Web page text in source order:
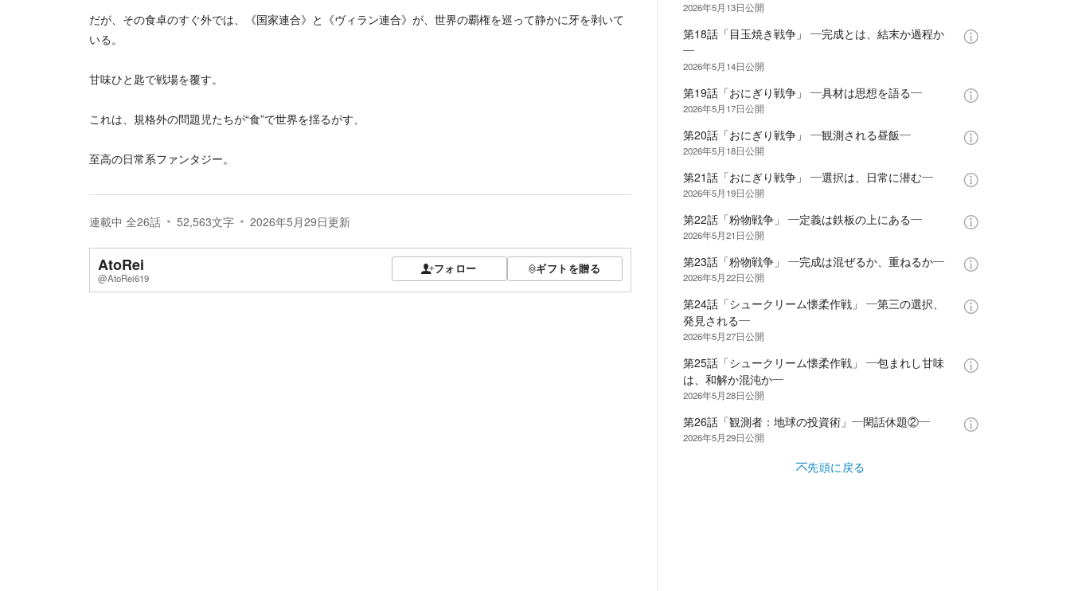
だが、その食卓のすぐ外では、《国家連合》と《ヴィラン連合》が、世界の覇権を巡って静かに牙を剥いて
いる。
甘味ひと匙で戦場を覆す。
これは、規格外の問題児たちが“食”で世界を揺るがす、
至高の日常系ファンタジー。
連載中 全26話 52,563文字 2026年5月29日更新
AtoRei
@AtoRei619
フォロー ギフトを贈る
2026年5月13日公開
第18話「目玉焼き戦争」 ―完成とは、結末か過程か
―
2026年5月14日公開
第19話「おにぎり戦争」 ―具材は思想を語る―
2026年5月17日公開
第20話「おにぎり戦争」 ―観測される昼飯―
2026年5月18日公開
第21話「おにぎり戦争」 ―選択は、日常に潜む―
2026年5月19日公開
第22話「粉物戦争」 ―定義は鉄板の上にある―
2026年5月21日公開
第23話「粉物戦争」 ―完成は混ぜるか、重ねるか―
2026年5月22日公開
第24話「シュークリーム懐柔作戦」 ―第三の選択、
発見される―
2026年5月27日公開
第25話「シュークリーム懐柔作戦」 ―包まれし甘味
は、和解か混沌か―
2026年5月28日公開
第26話「観測者：地球の投資術」―閑話休題②―
2026年5月29日公開
先頭に戻る